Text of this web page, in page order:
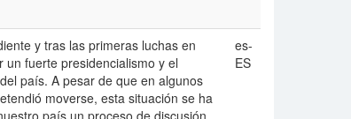
y tras las primeras luchas en
fuerte presidencialismo y el
paí­s. A pesar de que en algunos
moverse, esta situación se ha
paí­s un proceso de discusión
es-
ES